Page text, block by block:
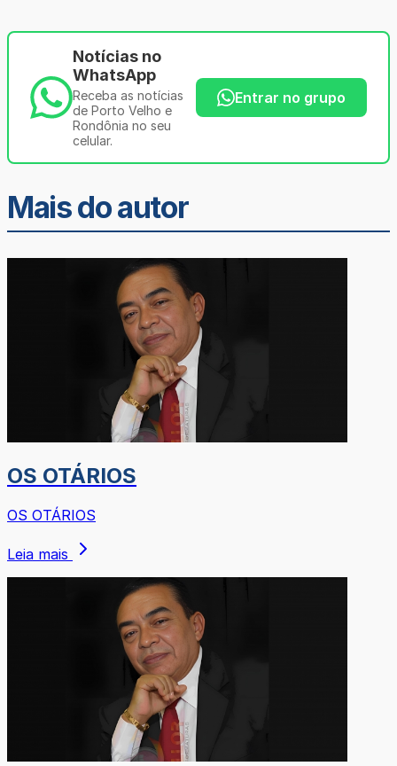
Notícias no
WhatsApp
Receba as notícias
de Porto Velho e
Rondônia no seu
celular.
Entrar no grupo
Mais do autor
OS OTÁRIOS
OS OTÁRIOS
Leia mais